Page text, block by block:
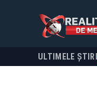
ULTIMELE ȘTIRI